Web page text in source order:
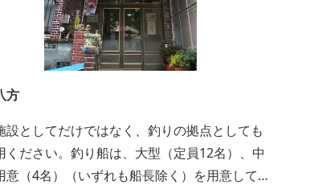
方
設としてだけではなく、釣りの拠点としても
ください。釣り船は、大型（定員12名）、中
意（4名）（いずれも船長除く）を用意してお